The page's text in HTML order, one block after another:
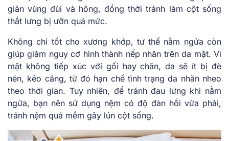
giãn vùng đùi và hông, đồng thời tránh làm cột sống
thắt lưng bị ưỡn quá mức.
Không chỉ tốt cho xương khớp, tư thế nằm ngửa còn
giúp giảm nguy cơ hình thành nếp nhăn trên da mặt. Vì
mặt không tiếp xúc với gối hay chăn, da sẽ ít bị đè
nén, kéo căng, từ đó hạn chế tình trạng da nhăn nheo
theo thời gian. Tuy nhiên, để tránh đau lưng khi nằm
ngửa, bạn nên sử dụng nệm có độ đàn hồi vừa phải,
tránh nệm quá mềm gây lún cột sống.